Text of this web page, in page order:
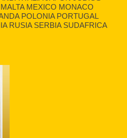
MEXICO MONACO
POLONIA PORTUGAL
RUSIA SERBIA SUDAFRICA